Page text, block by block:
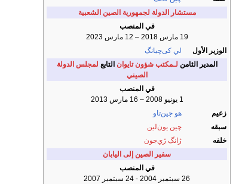
مستشار الدولة لجمهورية الصين الشعبية
في المنصب
19 مارس 2018 – 12 مارس 2023
الوزير الأول
لي كى‌چيانگ
المدير الثامن لـمكتب شؤون تايوان التابع لمجلس الدولة
الصيني
في المنصب
1 يونيو 2008 – 16 مارس 2013
زعيم
هو جين‌تاو
سبقه
چين يون‌لين
خلفه
ژانگ ژي‌جون
سفير الصين إلى اليابان
في المنصب
26 سبتمبر 2004 - 24 سبتمبر 2007